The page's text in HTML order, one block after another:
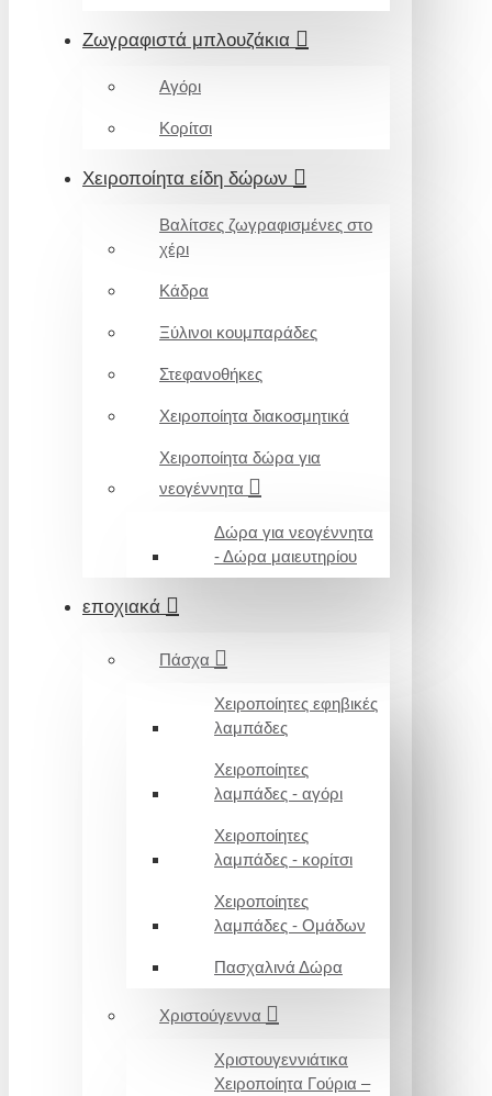
Ζωγραφιστά μπλουζάκια
Αγόρι
Κορίτσι
Χειροποίητα είδη δώρων
Βαλίτσες ζωγραφισμένες στο
χέρι
Κάδρα
Ξύλινοι κουμπαράδες
Στεφανοθήκες
Χειροποίητα διακοσμητικά
Χειροποίητα δώρα για
νεογέννητα
Δώρα για νεογέννητα
- Δώρα μαιευτηρίου
εποχιακά
Πάσχα
Χειροποίητες εφηβικές
λαμπάδες
Χειροποίητες
λαμπάδες - αγόρι
Χειροποίητες
λαμπάδες - κορίτσι
Χειροποίητες
λαμπάδες - Ομάδων
Πασχαλινά Δώρα
Χριστούγεννα
Χριστουγεννιάτικα
Χειροποίητα Γούρια –